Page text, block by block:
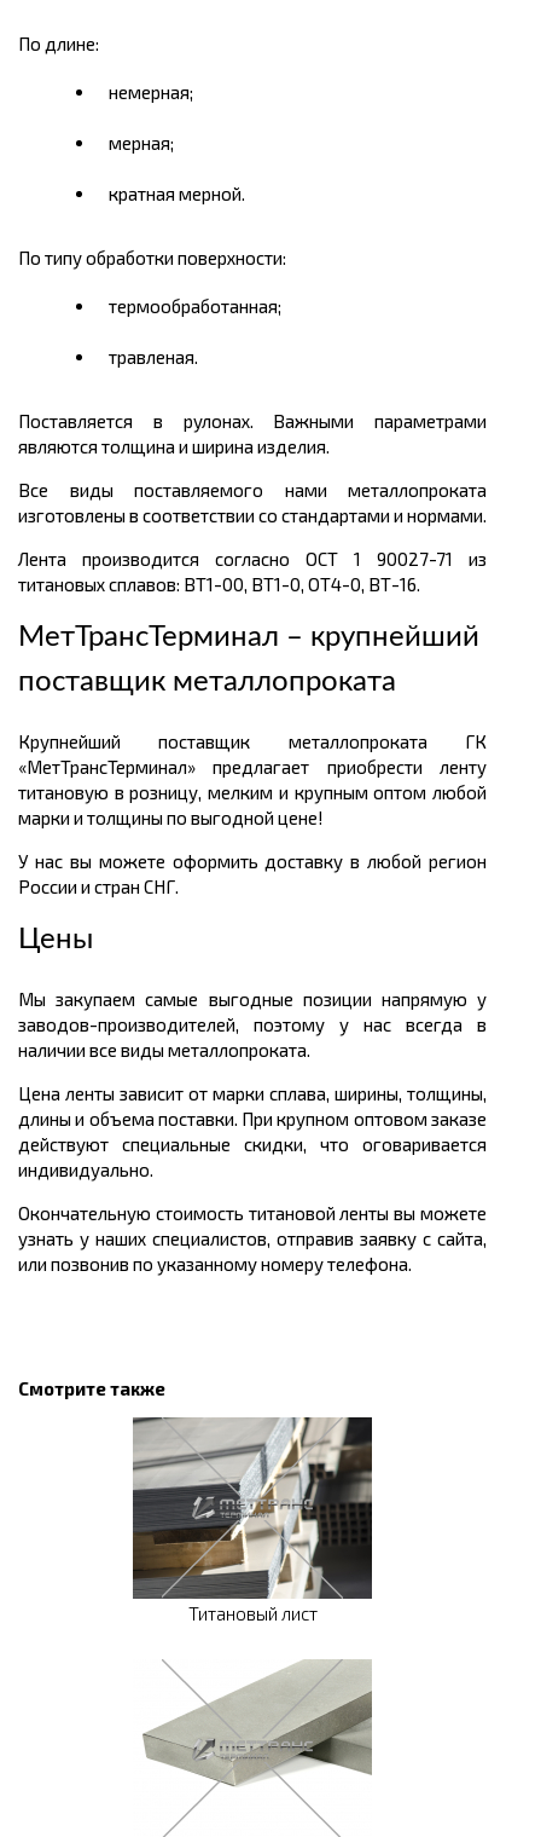
По длине:
немерная;
мерная;
кратная мерной.
По типу обработки поверхности:
термообработанная;
травленая.
Поставляется в рулонах. Важными параметрами
являются толщина и ширина изделия.
Все виды поставляемого нами металлопроката
изготовлены в соответствии со стандартами и нормами.
Лента производится согласно ОСТ 1 90027-71 из
титановых сплавов: ВТ1-00, ВТ1-0, ОТ4-0, ВТ-16.
МетТрансТерминал – крупнейший
поставщик металлопроката
Крупнейший поставщик металлопроката ГК
«МетТрансТерминал» предлагает приобрести ленту
титановую в розницу, мелким и крупным оптом любой
марки и толщины по выгодной цене!
У нас вы можете оформить доставку в любой регион
России и стран СНГ.
Цены
Мы закупаем самые выгодные позиции напрямую у
заводов-производителей, поэтому у нас всегда в
наличии все виды металлопроката.
Цена ленты зависит от марки сплава, ширины, толщины,
длины и объема поставки. При крупном оптовом заказе
действуют специальные скидки, что оговаривается
индивидуально.
Окончательную стоимость титановой ленты вы можете
узнать у наших специалистов, отправив заявку с сайта,
или позвонив по указанному номеру телефона.
Смотрите также
Титановый лист